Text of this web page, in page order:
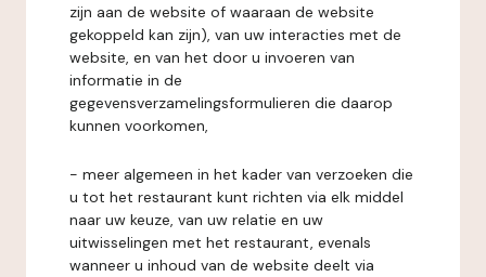
zijn aan de website of waaraan de website
gekoppeld kan zijn), van uw interacties met de
website, en van het door u invoeren van
informatie in de
gegevensverzamelingsformulieren die daarop
kunnen voorkomen,
- meer algemeen in het kader van verzoeken die
u tot het restaurant kunt richten via elk middel
naar uw keuze, van uw relatie en uw
uitwisselingen met het restaurant, evenals
wanneer u inhoud van de website deelt via